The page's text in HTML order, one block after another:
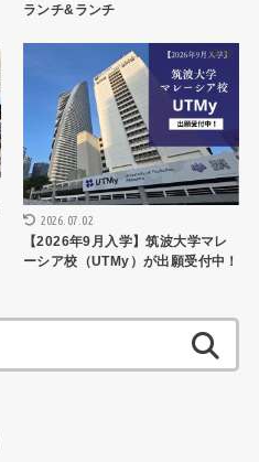
ランチ&ランチ
学校
2026.07.02
【2026年9月入学】筑波大学マレ
ーシア校（UTMy）が出願受付中！
索: